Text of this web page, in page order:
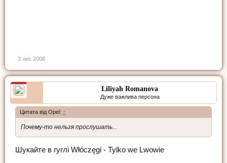
3 лис 2008
Liliyah Romanova
Дуже важлива персона
Цитата від Opel: ↑
Почему-то нельзя прослушать...
Шукайте в гуглі Włóczęgi - Tylko we Lwowie